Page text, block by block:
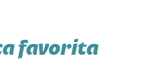
favorita